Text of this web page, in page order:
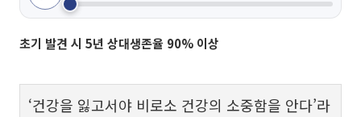
초기 발견 시 5년 상대생존율 90% 이상
‘건강을 잃고서야 비로소 건강의 소중함을 안다’라